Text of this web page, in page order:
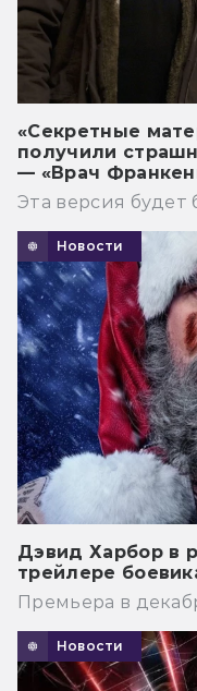
«Секретные
получили
— «Врач
Эта версия будет
Новости
Дэвид Харбор в
трейлере
Премьера в
Новости